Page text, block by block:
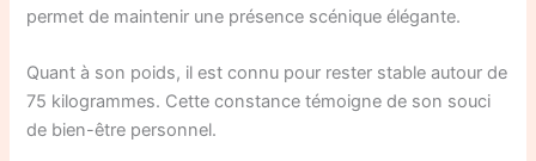
permet de maintenir une présence scénique élégante.
Quant à son poids, il est connu pour rester stable autour de
75 kilogrammes. Cette constance témoigne de son souci
de bien-être personnel.